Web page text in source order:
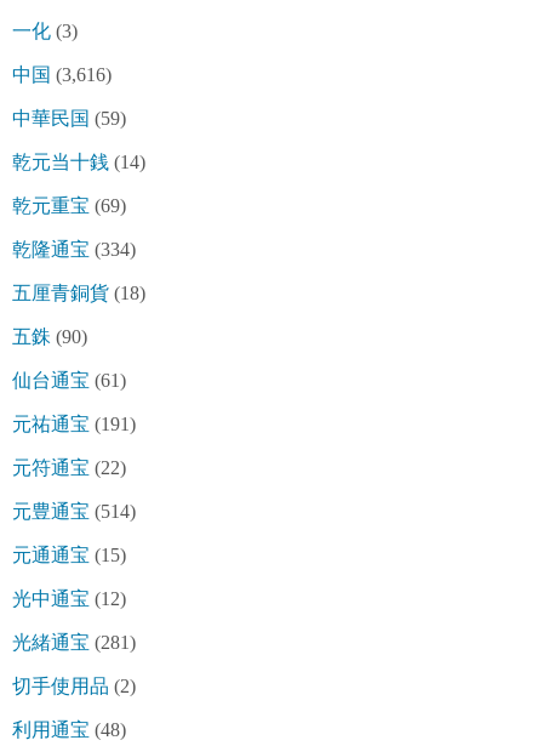
一化 (3)
中国 (3,616)
中華民国 (59)
乾元当十銭 (14)
乾元重宝 (69)
乾隆通宝 (334)
五厘青銅貨 (18)
五銖 (90)
仙台通宝 (61)
元祐通宝 (191)
元符通宝 (22)
元豊通宝 (514)
元通通宝 (15)
光中通宝 (12)
光緒通宝 (281)
切手使用品 (2)
利用通宝 (48)